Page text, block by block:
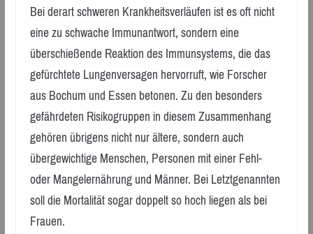
Bei derart schweren Krankheitsverläufen ist es oft nicht
eine zu schwache Immunantwort, sondern eine
überschießende Reaktion des Immunsystems, die das
gefürchtete Lungenversagen hervorruft, wie Forscher
aus Bochum und Essen betonen. Zu den besonders
gefährdeten Risikogruppen in diesem Zusammenhang
gehören übrigens nicht nur ältere, sondern auch
übergewichtige Menschen, Personen mit einer Fehl-
oder Mangelernährung und Männer. Bei Letztgenannten
soll die Mortalität sogar doppelt so hoch liegen als bei
Frauen.